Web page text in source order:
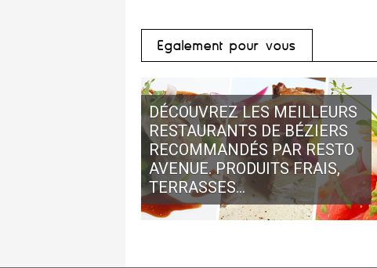
Egalement pour vous
DÉCOUVREZ LES MEILLEURS
RESTAURANTS DE BÉZIERS
RECOMMANDÉS PAR RESTO
AVENUE. PRODUITS FRAIS,
TERRASSES...